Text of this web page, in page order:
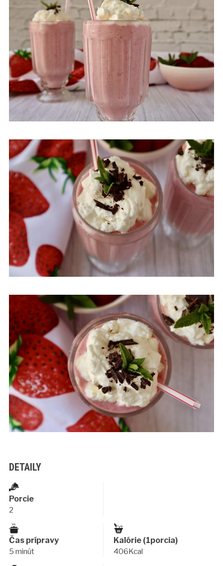
DETAILY
Porcie
2
Čas prípravy
5 minút
Kalórie (1porcia)
406Kcal